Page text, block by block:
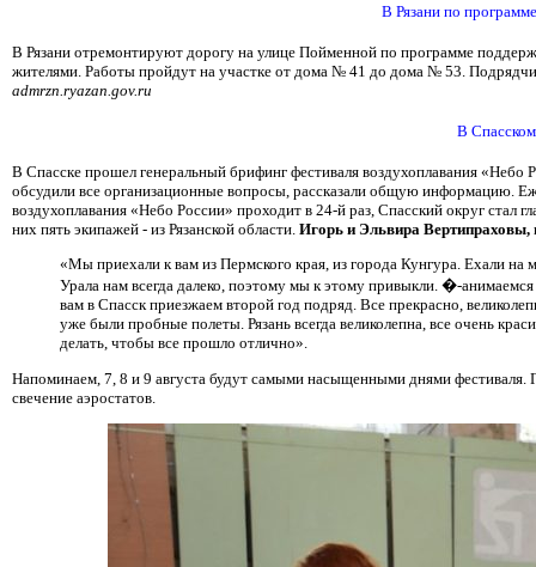
В Рязани по
В Рязани отремонтируют дорогу на улице Пойменной по программе
жителями. Работы пройдут на участке от дома № 41 до дома № 53.
admrzn.ryazan.gov.ru
В
В Спасске прошел генеральный брифинг фестиваля воздухоплавания
обсудили все организационные вопросы, рассказали общую информацию.
воздухоплавания «Небо России» проходит в 24-й раз, Спасский округ стал
них пять экипажей - из Рязанской области. Игорь и Эльвира Вертипраховы,
«Мы приехали к вам из Пермского края, из города Кунгура. Ехали
Урала нам всегда далеко, поэтому мы к этому привыкли. �-
вам в Спасск приезжаем второй год подряд. Все прекрасно,
уже были пробные полеты. Рязань всегда великолепна, все очень
делать, чтобы все прошло отлично».
Напоминаем, 7, 8 и 9 августа будут самыми насыщенными днями фестиваля.
свечение аэростатов.